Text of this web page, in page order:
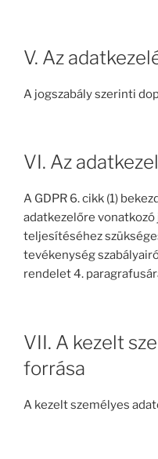
V. Az
A jogszabály szerinti
VI. Az
A GDPR 6. cikk (1)
adatkezelőre
teljesítéséhez
tevékenység
rendelet 4.
VII. A kezelt
forrása
A kezelt személyes